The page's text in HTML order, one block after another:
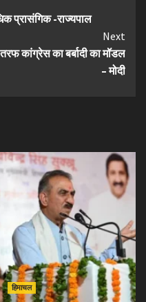
प्रासंगिक -राज्यपाल
Next
कांग्रेस का बर्बादी का मॉडल
– मोदी
हिमाचल